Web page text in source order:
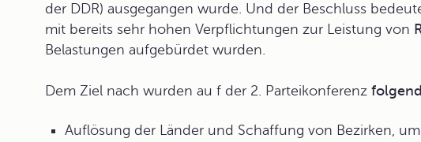
der DDR) ausgegangen wurde. Und der Beschluss
mit bereits sehr hohen Verpflichtungen zur Leistung von
Belastungen aufgebürdet wurden.
Dem Ziel nach wurden au f der 2. Parteikonferenz
Auflösung der Länder und Schaffung von Bezirken,